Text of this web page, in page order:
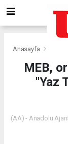
Anasayfa
MEB,
"Yaz
(AA) - Anadolu